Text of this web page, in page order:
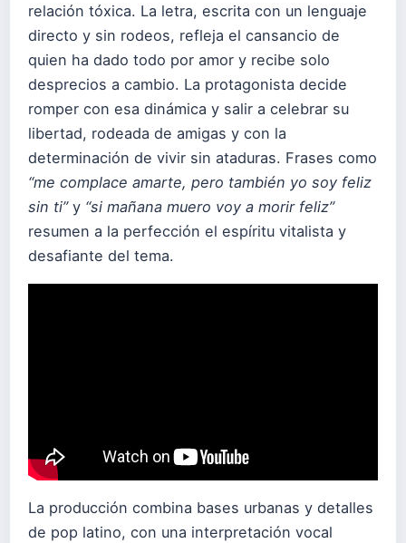
relación tóxica. La letra, escrita con un lenguaje
directo y sin rodeos, refleja el cansancio de
quien ha dado todo por amor y recibe solo
desprecios a cambio. La protagonista decide
romper con esa dinámica y salir a celebrar su
libertad, rodeada de amigas y con la
determinación de vivir sin ataduras. Frases como
“me complace amarte, pero también yo soy feliz
sin ti”y “si mañana muero voy a morir feliz”
resumen a la perfección el espíritu vitalista y
desafiante del tema.
La producción combina bases urbanas y detalles
de pop latino, con una interpretación vocal